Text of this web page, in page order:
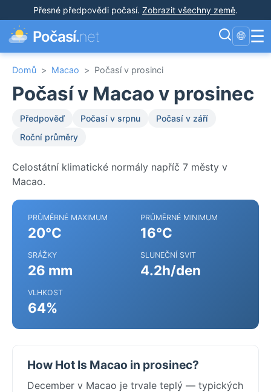
Přesné předpovědi počasí. Zobrazit všechny země.
Počasí.net 🌐 ☰
Domů > Macao > Počasí v prosinci
Počasí v Macao v prosinec
Předpověď Počasí v srpnu
Počasí v září
Roční průměry
Celostátní klimatické normály napříč 7 městy v
Macao.
PRŮMĚRNÉ MAXIMUM
20°C
PRŮMĚRNÉ MINIMUM
16°C
SRÁŽKY
26 mm
SLUNEČNÍ SVIT
4.2h/den
VLHKOST
64%
How Hot Is Macao in prosinec?
December v Macao je trvale teplý — typických